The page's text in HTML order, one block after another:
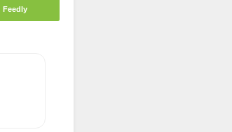
Feedly